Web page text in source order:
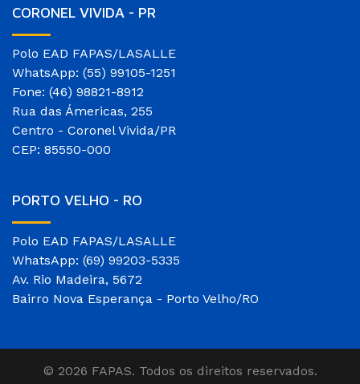
CORONEL VIVIDA - PR
Polo EAD FAPAS/LASALLE
WhatsApp: (55) 99105-1251
Fone: (46) 98821-8912
Rua das Ámericas, 255
Centro - Coronel Vivida/PR
CEP: 85550-000
PORTO VELHO - RO
Polo EAD FAPAS/LASALLE
WhatsApp: (69) 99203-5335
Av. Rio Madeira, 5672
Bairro Nova Esperança - Porto Velho/RO
© 2026 FAPAS. Todos os direitos reservados.